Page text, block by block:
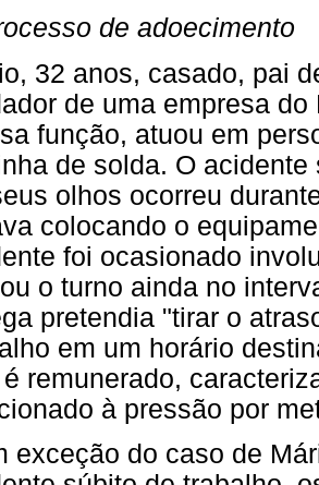
de adoecimento
32 anos, casado, pai
de uma empresa
função, atuou em
de solda. O
olhos ocorreu
colocando o
foi ocasionado
o turno ainda no
pretendia "tirar o
em um horário
remunerado,
à pressão por
exceção do caso de